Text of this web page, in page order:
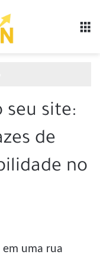
seu site:
de
no
uma rua